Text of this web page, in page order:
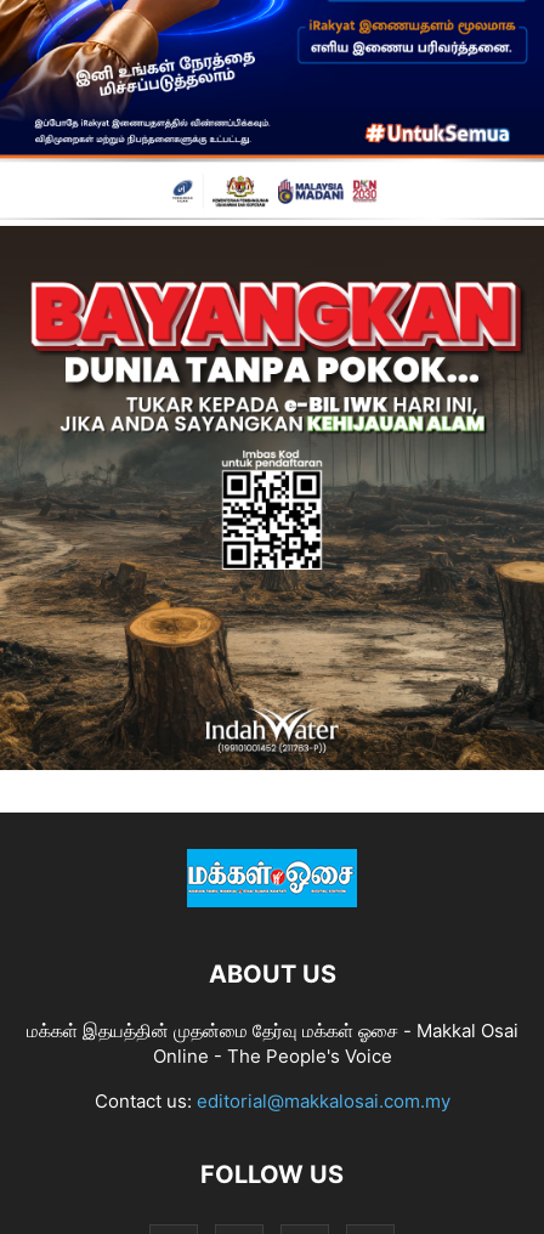
ABOUT US
மக்கள் இதயத்தின் முதன்மை தேர்வு மக்கள் ஓசை - Makkal Osai
Online - The People's Voice
Contact us: editorial@makkalosai.com.my
FOLLOW US